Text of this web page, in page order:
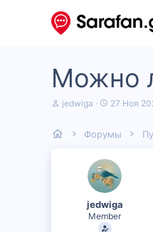
Можно
А
о
jedwiga
Д
а
а
ч
а
л
а
27 Ноя
Форумы
jedwiga
Member